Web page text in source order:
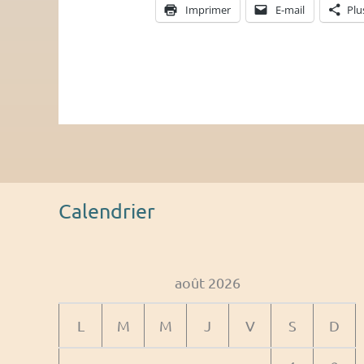
Imprimer E-mail
Calendrier
août 2026
L M M J V S D